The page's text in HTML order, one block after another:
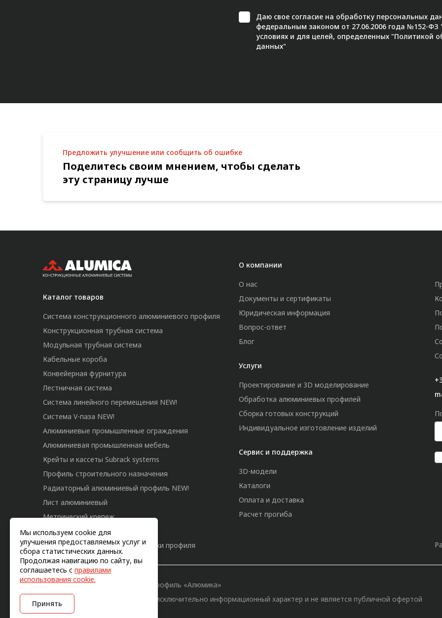
Мы используем cookie для
улучшения предоставляемых услуг и
сбора статистических данных.
Продолжая навигацию по сайту, вы
соглашаетесь с правилами
использования cookie.
Принять
Даю свое согласие на обработку персональных
федеральным законом от 27.06.2006 года №152-
условиях и для целей, определенных "Политикой
данных"
Предложить улучшение или сообщить об ошибке
Поделитесь своим мнением, чтобы сделать
эту страницу лучше
Каталог товаров
Система конструкционного алюминиевого профиля
Конструкционная трубная система
Модульная трубная система
Кабельные короба
Конвейерная фурнитура
Лестничная система
Система линейного перемещения NEW!
Система V-паза NEW!
Алюминиевые промышленные ограждения
Алюминиевая промышленная мебель
Крейты и кассеты Subrack systems
Профиль строительного назначения
Радиаторный алюминиевый профиль NEW!
Лист алюминиевый
Метрический крепеж
Конструкции из профиля
Услуги дополнительной обработки профиля
О компании
О нас
Документы и сертификаты
Юридическая информация
Вопрос-ответ
Блог
Услуги
Проектирование и 3D моделирование
Обработка алюминиевых профилей
Сборка готовых конструкций
Индивидуальное изготовление изделий
Сервис и поддержка
3D-модели
Каталоги
Оплата и доставка
Расчет прогиба
© 2011-2026, Конструкционный профиль «Алюмика»
Вся информация на сайте имеет исключительно информационный характер и не является публичной офертой